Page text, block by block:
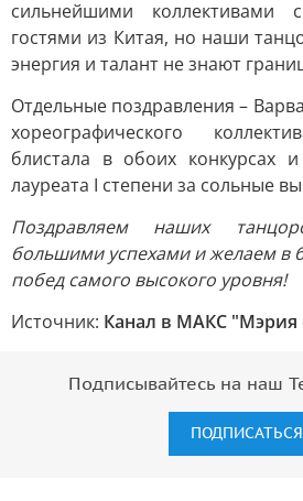
сильнейшими
гостями из Китая, но наши
энергия и талант не знают
Отдельные поздравления –
хореографического
блистала в обоих конкурсах
лауреата I степени за сольные
Поздравляем наших
большими успехами и желаем в
побед самого высокого уровня!
Источник: Канал в МАКС "Мэрия
Подписывайтесь на наш
ПОДПИСАТЬСЯ